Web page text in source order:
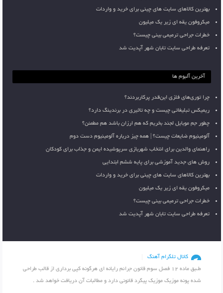
بهترین کالاهای سایت های چینی برای خرید و واردات
میکروفون یقه ای زیر یک میلیون
خطرات جراحی ترمیمی بینی چیست؟
تعرفه طراحی سایت تابان شهر آپدیت شد
آخرین آلبوم ها
چرا توری‌های فلزی این‌قدر پرکاربردند؟
ریمیکس تبلیغاتی چیست و چه تاثیری در برندینگ دارد؟
چطور جم موبایل لجند بخریم که هم ارزان باشد هم مطمئن؟
آلومینیوم ضایعات چیست؟ | همه چیز درباره آلومینیوم دست دوم
راهنمای والدین برای انتخاب شهربازی سرپوشیده ایمن و جذاب برای کودکان
روش های جدید آموزشی برای پایه ششم ابتدایی
بهترین کالاهای سایت های چینی برای خرید و واردات
میکروفون یقه ای زیر یک میلیون
خطرات جراحی ترمیمی بینی چیست؟
تعرفه طراحی سایت تابان شهر آپدیت شد
کانال تلگرام آهنگ
طـبق ماده 12 فصل سوم قانون جرائم رایانه ای هرگونه کپی برداری از قالب طراحی
شده پونه موزیک موزیک پیگرد قانونی دارد و مطالبات آن دریافت خواهد شد .